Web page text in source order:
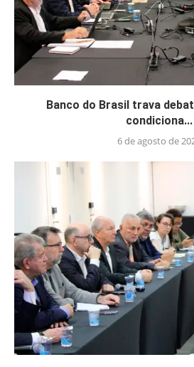
Banco do Brasil trava
condiciona...
6 de agosto de